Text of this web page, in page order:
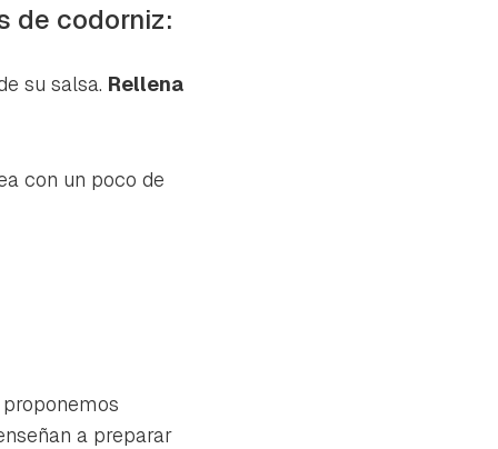
de codorniz:
su salsa. Rellena
con un poco de
a preparar